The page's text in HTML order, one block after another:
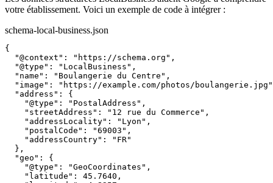
votre établissement. Voici un exemple de code à intégrer :
schema-local-business.json
{
  "@context": "https://schema.org",
  "@type": "LocalBusiness",
  "name": "Boulangerie du Centre",
"image": "https://example.com/photos/
  "address": {
    "@type": "PostalAddress",
    "streetAddress": "12 rue du Commerce",
    "addressLocality": "Lyon",
    "postalCode": "69003",
    "addressCountry": "FR"
  },
  "geo": {
    "@type": "GeoCoordinates",
    "latitude": 45.7640,